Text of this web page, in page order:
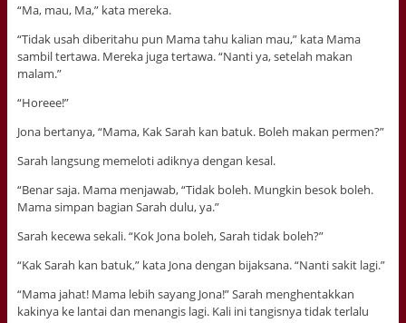
“Ma, mau, Ma,” kata mereka.
“Tidak usah diberitahu pun Mama tahu kalian mau,” kata Mama
sambil tertawa. Mereka juga tertawa. “Nanti ya, setelah makan
malam.”
“Horeee!”
Jona bertanya, “Mama, Kak Sarah kan batuk. Boleh makan permen?”
Sarah langsung memeloti adiknya dengan kesal.
“Benar saja. Mama menjawab, “Tidak boleh. Mungkin besok boleh.
Mama simpan bagian Sarah dulu, ya.”
Sarah kecewa sekali. “Kok Jona boleh, Sarah tidak boleh?”
“Kak Sarah kan batuk,” kata Jona dengan bijaksana. “Nanti sakit lagi.”
“Mama jahat! Mama lebih sayang Jona!” Sarah menghentakkan
kakinya ke lantai dan menangis lagi. Kali ini tangisnya tidak terlalu